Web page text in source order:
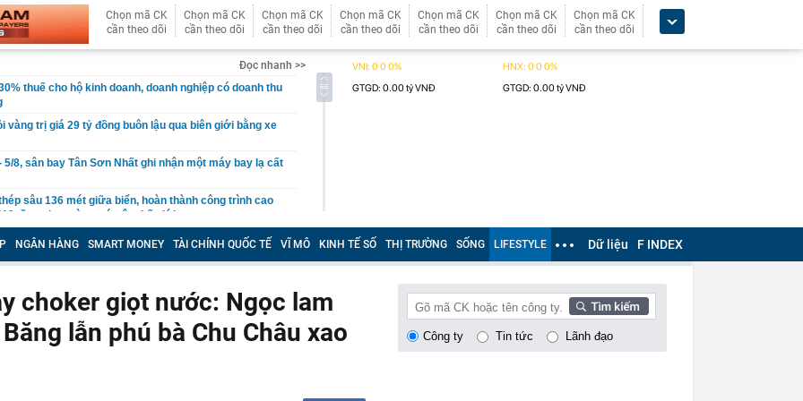
Chọn mã CK
cần theo dõi
Chọn mã CK
cần theo dõi
Chọn mã CK
cần theo dõi
Chọn mã CK
cần theo dõi
Chọn mã CK
cần theo dõi
Chọn mã CK
cần theo dõi
Chọn mã CK
cần theo dõi
Đọc nhanh >>
thuế cho hộ kinh doanh, doanh nghiệp có doanh thu
vàng trị giá 29 tỷ đồng buôn lậu qua biên giới bằng xe
8, sân bay Tân Sơn Nhất ghi nhận một máy bay lạ cất
sâu 136 mét giữa biển, hoàn thành công trình cao
tầng chưa từng có trên thế giới
Hà dần lộ diện giữa sông Hồng
thuế cho hộ kinh doanh, doanh nghiệp thu dưới 10
thường có lỗ tròn ở giữa?
Quỳnh SN 1995 trong phòng hát karaoke
một ngân hàng có thể từ chối giao dịch rút/chuyển tiền
NGÂN HÀNG SMART MONEY TÀI CHÍNH QUỐC TẾ VĨ MÔ KINH TẾ SỐ THỊ TRƯỜNG SỐNG LIFESTYLE Dữ liệu F INDEX
choker giọt nước: Ngọc lam
lẫn phú bà Chu Châu xao
Công ty Tin tức Lãnh đạo